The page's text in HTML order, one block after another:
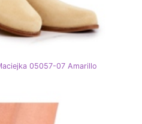
05057-07 Amarillo